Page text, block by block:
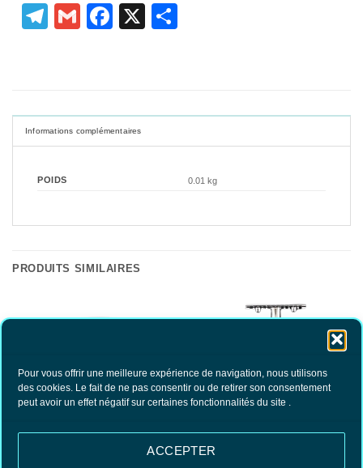
Pour vous offrir une meilleure expérience de navigation, nous utilisons
des cookies. Le fait de ne pas consentir ou de retirer son consentement
peut avoir un effet négatif sur certaines fonctionnalités du site .
ACCEPTER
Telegram
GmailFacebook
X
Informations complémentaires
POIDS 0.01 kg
PRODUITS SIMILAIRES
Rasoir de Sécurité Manche Long